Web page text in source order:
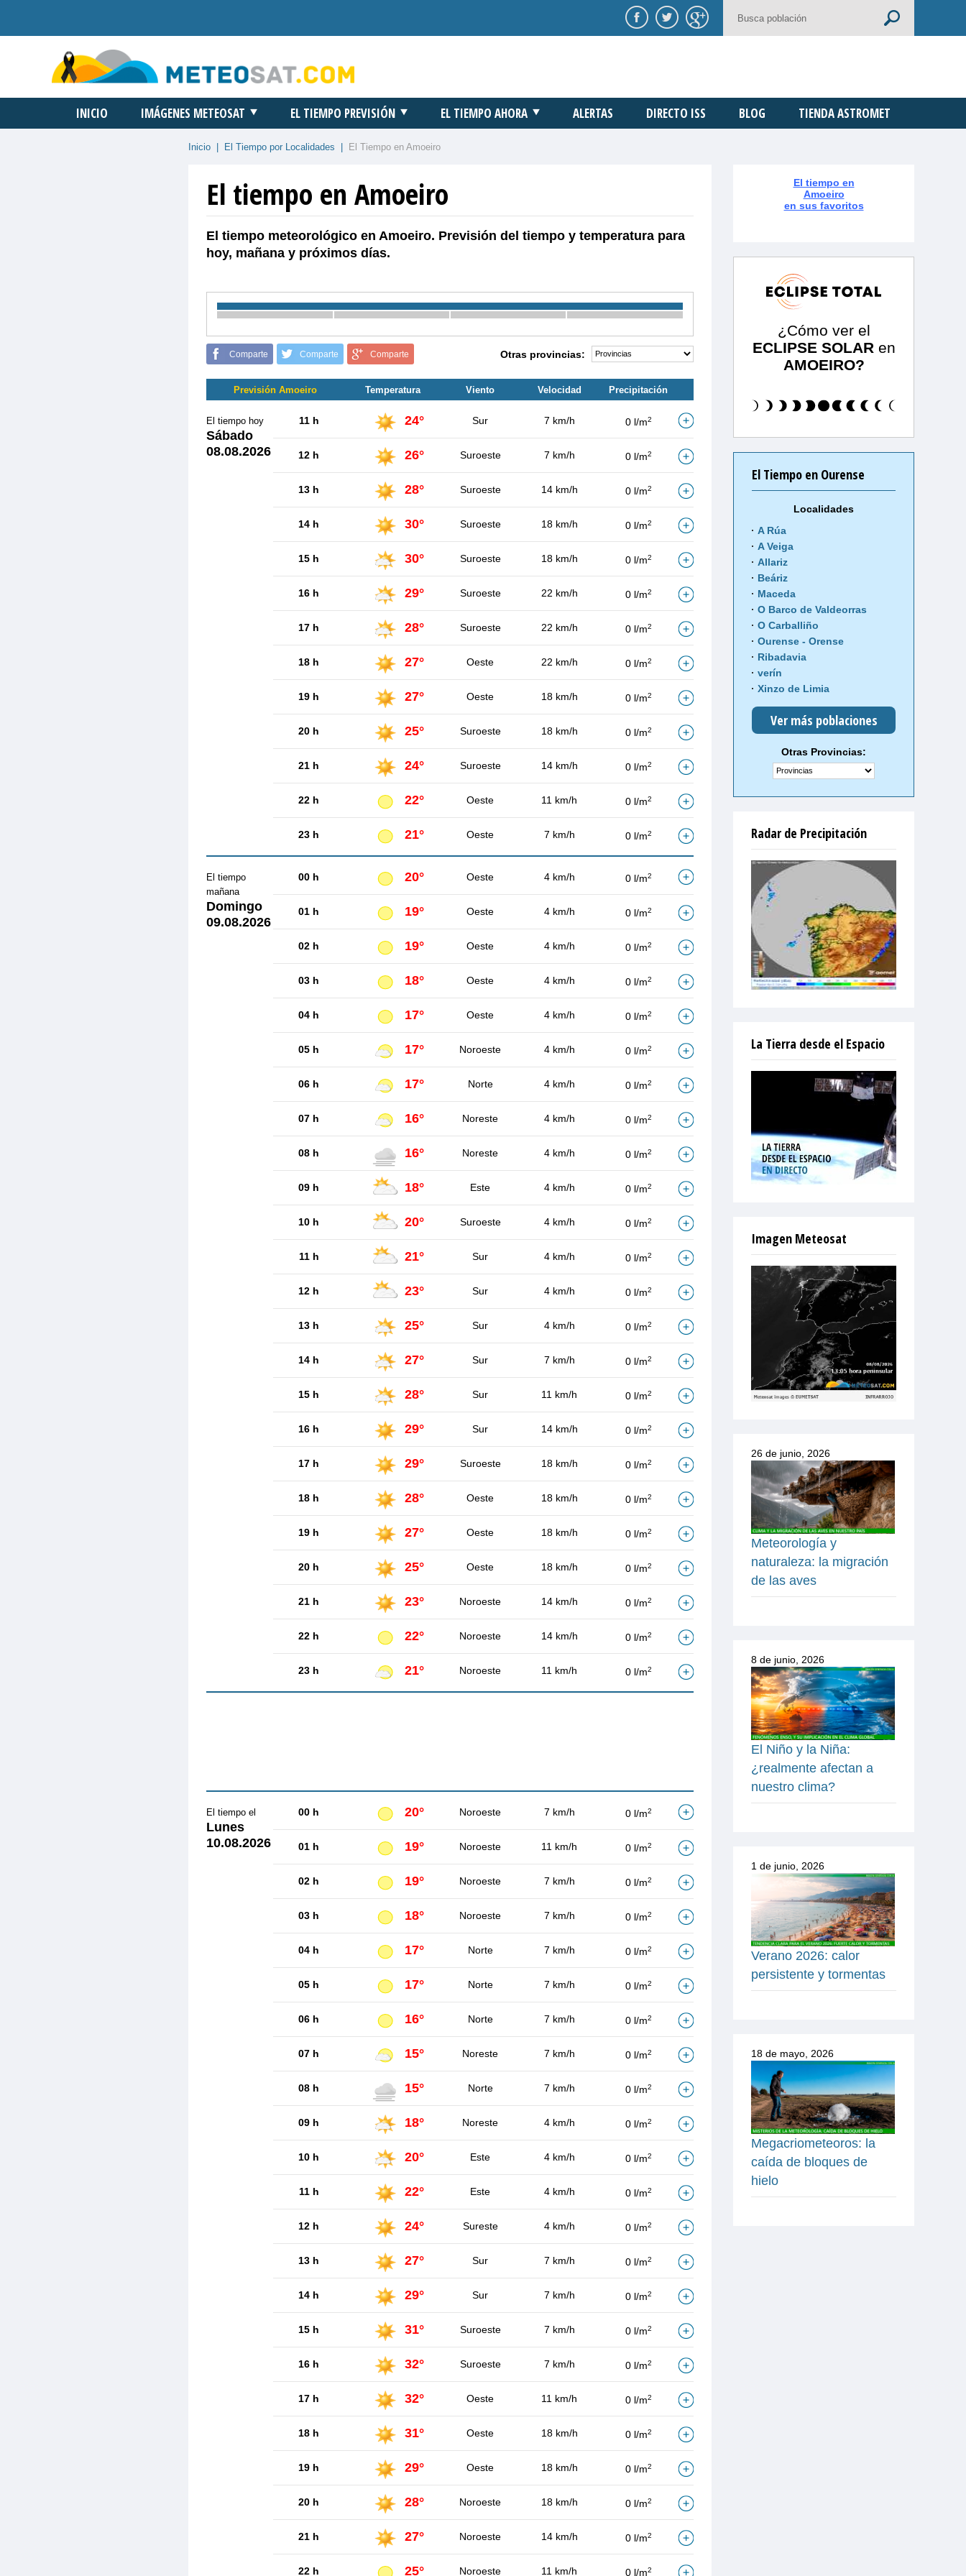
INICIO IMÁGENES METEOSAT EL TIEMPO PREVISIÓN EL TIEMPO AHORA ALERTAS DIRECTO ISS BLOG TIENDA ASTROMET
Inicio El Tiempo por Localidades El Tiempo en Amoeiro
El tiempo en Amoeiro
El tiempo meteorológico en Amoeiro. Previsión del tiempo y temperatura para
hoy, mañana y próximos días.
Comparte Comparte Comparte Otras provincias:
Previsión Amoeiro Temperatura Viento Velocidad Precipitación
El tiempo hoy
Sábado
08.08.2026
11 h 24° Sur 7 km/h 0 l/m2
12 h 26° Suroeste 7 km/h 0 l/m2
13 h 28° Suroeste 14 km/h 0 l/m2
14 h 30° Suroeste 18 km/h 0 l/m2
15 h 30° Suroeste 18 km/h 0 l/m2
16 h 29° Suroeste 22 km/h 0 l/m2
17 h 28° Suroeste 22 km/h 0 l/m2
18 h 27° Oeste 22 km/h 0 l/m2
19 h 27° Oeste 18 km/h 0 l/m2
20 h 25° Suroeste 18 km/h 0 l/m2
21 h 24° Suroeste 14 km/h 0 l/m2
22 h 22° Oeste 11 km/h 0 l/m2
23 h 21° Oeste 7 km/h 0 l/m2
El tiempo
mañana
Domingo
09.08.2026
00 h 20° Oeste 4 km/h 0 l/m2
01 h 19° Oeste 4 km/h 0 l/m2
02 h 19° Oeste 4 km/h 0 l/m2
03 h 18° Oeste 4 km/h 0 l/m2
04 h 17° Oeste 4 km/h 0 l/m2
05 h 17° Noroeste 4 km/h 0 l/m2
06 h 17° Norte 4 km/h 0 l/m2
07 h 16° Noreste 4 km/h 0 l/m2
08 h 16° Noreste 4 km/h 0 l/m2
09 h 18° Este 4 km/h 0 l/m2
10 h 20° Suroeste 4 km/h 0 l/m2
11 h 21° Sur 4 km/h 0 l/m2
12 h 23° Sur 4 km/h 0 l/m2
13 h 25° Sur 4 km/h 0 l/m2
14 h 27° Sur 7 km/h 0 l/m2
15 h 28° Sur 11 km/h 0 l/m2
16 h 29° Sur 14 km/h 0 l/m2
17 h 29° Suroeste 18 km/h 0 l/m2
18 h 28° Oeste 18 km/h 0 l/m2
19 h 27° Oeste 18 km/h 0 l/m2
20 h 25° Oeste 18 km/h 0 l/m2
21 h 23° Noroeste 14 km/h 0 l/m2
22 h 22° Noroeste 14 km/h 0 l/m2
23 h 21° Noroeste 11 km/h 0 l/m2
El tiempo el
Lunes
10.08.2026
00 h 20° Noroeste 7 km/h 0 l/m2
01 h 19° Noroeste 11 km/h 0 l/m2
02 h 19° Noroeste 7 km/h 0 l/m2
03 h 18° Noroeste 7 km/h 0 l/m2
04 h 17° Norte 7 km/h 0 l/m2
05 h 17° Norte 7 km/h 0 l/m2
06 h 16° Norte 7 km/h 0 l/m2
07 h 15° Noreste 7 km/h 0 l/m2
08 h 15° Norte 7 km/h 0 l/m2
09 h 18° Noreste 4 km/h 0 l/m2
10 h 20° Este 4 km/h 0 l/m2
11 h 22° Este 4 km/h 0 l/m2
12 h 24° Sureste 4 km/h 0 l/m2
13 h 27° Sur 7 km/h 0 l/m2
14 h 29° Sur 7 km/h 0 l/m2
15 h 31° Suroeste 7 km/h 0 l/m2
16 h 32° Suroeste 7 km/h 0 l/m2
17 h 32° Oeste 11 km/h 0 l/m2
18 h 31° Oeste 18 km/h 0 l/m2
19 h 29° Oeste 18 km/h 0 l/m2
20 h 28° Noroeste 18 km/h 0 l/m2
21 h 27° Noroeste 14 km/h 0 l/m2
22 h 25° Noroeste 11 km/h 0 l/m2
El tiempo en
Amoeiro
en sus favoritos
¿Cómo ver el
ECLIPSE SOLAR en
AMOEIRO?
El Tiempo en Ourense
Localidades
A Rúa
A Veiga
Allariz
Beáriz
Maceda
O Barco de Valdeorras
O Carballiño
Ourense - Orense
Ribadavia
verín
Xinzo de Limia
Ver más poblaciones
Otras Provincias:
Radar de Precipitación
La Tierra desde el Espacio
Imagen Meteosat
26 de junio, 2026
Meteorología y
naturaleza: la migración
de las aves
8 de junio, 2026
El Niño y la Niña:
¿realmente afectan a
nuestro clima?
1 de junio, 2026
Verano 2026: calor
persistente y tormentas
18 de mayo, 2026
Megacriometeoros: la
caída de bloques de
hielo